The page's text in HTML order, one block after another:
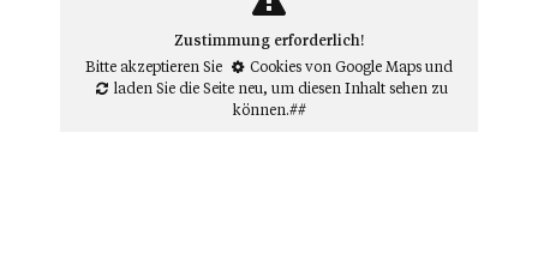
Zustimmung erforderlich!
Bitte akzeptieren Sie
Cookies von Google Mapsund
laden Sie die Seite neu, um diesen Inhalt sehen zu
können.##